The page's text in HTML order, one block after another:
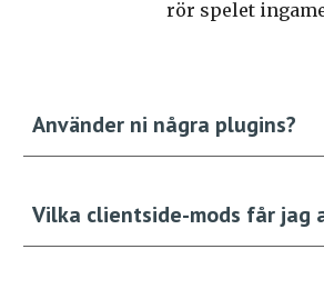
rör spelet
Använder ni några plugins?
Vilka clientside-mods får jag